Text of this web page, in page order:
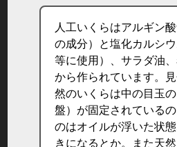
人工いくらはアルギン
の成分）と塩化カルシ
等に使用）、サラダ油
から作られています。
然のいくらは中の目玉
盤）が固定されている
のはオイルが浮いた状
きになるとか。また天